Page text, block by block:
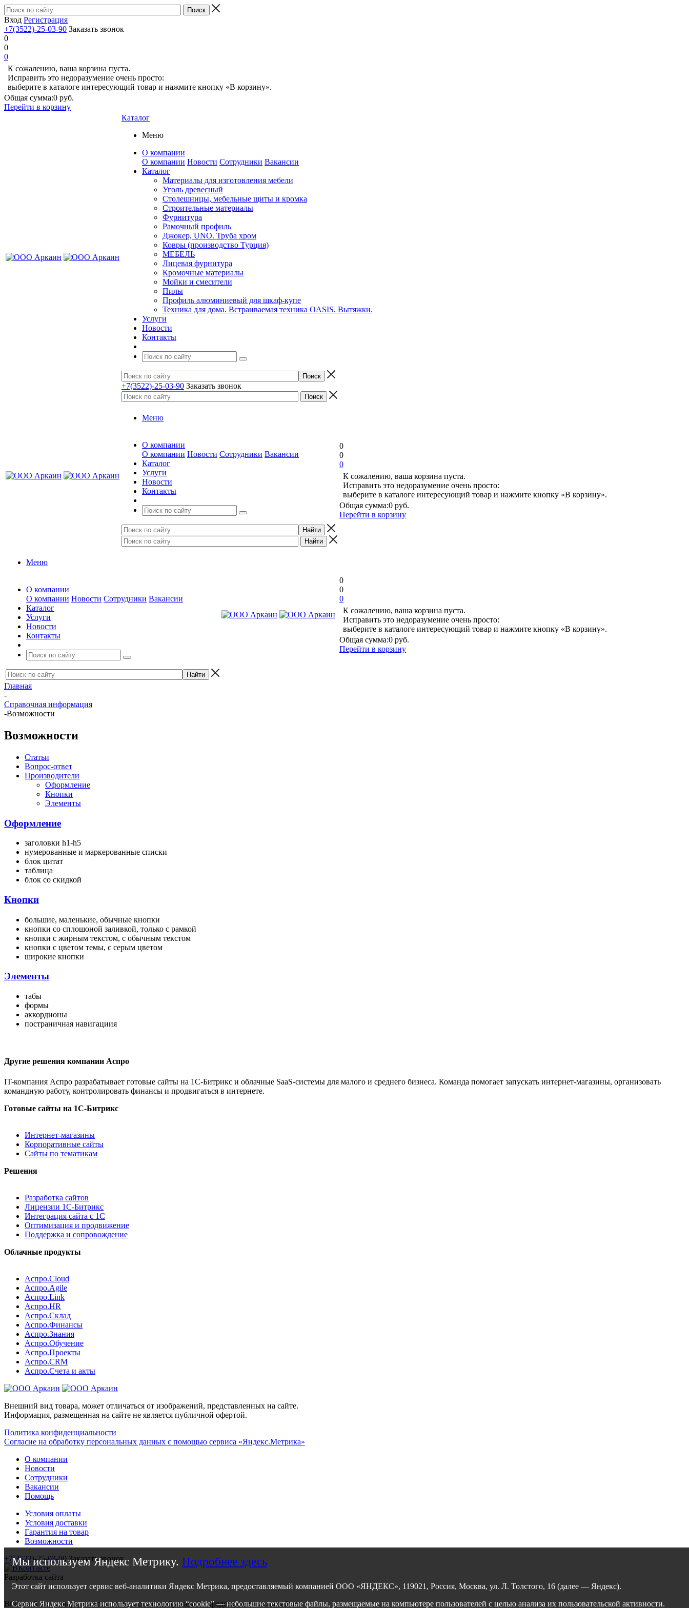
Вход Регистрация
+7(3522)-25-03-90 Заказать звонок
0
0
0
К сожалению, ваша корзина пуста.
Исправить это недоразумение очень просто:
выберите в каталоге интересующий товар и нажмите кнопку «В корзину».
Общая сумма:0 руб.
Перейти в корзину
Каталог
Меню
О компании
О компании Новости Сотрудники Вакансии
Каталог
Материалы для изготовления мебели
Уголь древесный
Столешницы, мебельные щиты и кромка
Строительные материалы
Фурнитура
Рамочный профиль
Джокер, UNO. Труба хром
Ковры (производство Турция)
МЕБЕЛЬ
Лицевая фурнитура
Кромочные материалы
Мойки и смесители
Пилы
Профиль алюминиевый для шкаф-купе
Техника для дома. Встраиваемая техника OASIS. Вытяжки.
Услуги
Новости
Контакты
+7(3522)-25-03-90 Заказать звонок
Меню
О компании
О компании Новости Сотрудники Вакансии
Каталог
Услуги
Новости
Контакты
0
0
0
К сожалению, ваша корзина пуста.
Исправить это недоразумение очень просто:
выберите в каталоге интересующий товар и нажмите кнопку «В корзину».
Общая сумма:0 руб.
Перейти в корзину
Меню
О компании
О компании Новости Сотрудники Вакансии
Каталог
Услуги
Новости
Контакты
0
0
0
К сожалению, ваша корзина пуста.
Исправить это недоразумение очень просто:
выберите в каталоге интересующий товар и нажмите кнопку «В корзину».
Общая сумма:0 руб.
Перейти в корзину
Главная
-
Справочная информация
-Возможности
Возможности
Статьи
Вопрос-ответ
Производители
Оформление
Кнопки
Элементы
Оформление
заголовки h1-h5
нумерованные и маркерованные списки
блок цитат
таблица
блок со скидкой
Кнопки
большие, маленькие, обычные кнопки
кнопки со сплошоной заливкой, только с рамкой
кнопки с жирным текстом, с обычным текстом
кнопки с цветом темы, с серым цветом
широкие кнопки
Элементы
табы
формы
аккордионы
постраничная навигациия
Другие решения компании Аспро
IT-компания Аспро разрабатывает готовые сайты на 1С-Битрикс и облачные SaaS-системы для малого и среднего бизнеса. Команда помогает запускать интернет-магазины, организовать
командную работу, контролировать финансы и продвигаться в интернете.
Готовые сайты на 1С-Битрикс
Интернет-магазины
Корпоративные сайты
Сайты по тематикам
Решения
Разработка сайтов
Лицензии 1С-Битрикс
Интеграция сайта с 1С
Оптимизация и продвижение
Поддержка и сопровождение
Облачные продукты
Аспро.Cloud
Аспро.Agile
Аспро.Link
Аспро.HR
Аспро.Склад
Аспро.Финансы
Аспро.Знания
Аспро.Обучение
Аспро.Проекты
Аспро.CRM
Аспро.Счета и акты
Внешний вид товара, может отличаться от изображений, представленных на сайте.
Информация, размещенная на сайте не является публичной офертой.
Политика конфиденциальности
Согласие на обработку персональных данных с помощью сервиса «Яндекс.Метрика»
О компании
Новости
Сотрудники
Вакансии
Помощь
Условия оплаты
Условия доставки
Гарантия на товар
Возможности
+7(3522)-25-03-90 Заказать звонок
Разработка сайта
Внешний вид товара, может отличаться от изображений, представленных на сайте.
Мы используем Яндекс Метрику. Подробнее здесь
Этот сайт использует сервис веб-аналитики Яндекс Метрика, предоставляемый компанией ООО «ЯНДЕКС», 119021, Россия, Москва, ул. Л. Толстого, 16 (далее — Яндекс).
Сервис Яндекс Метрика использует технологию “cookie” — небольшие текстовые файлы, размещаемые на компьютере пользователей с целью анализа их пользовательской активности.